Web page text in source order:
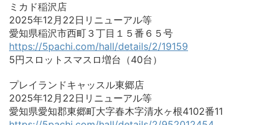
ミカド稲沢店
2025年12月22日リニューアル等
愛知県稲沢市西町３丁目１５番６５号
https://5pachi.com/hall/details/2/19159
5円スロットスマスロ増台（40台）
プレイランドキャッスル東郷店
2025年12月22日リニューアル等
愛知県愛知郡東郷町大字春木字清水ヶ根4102番11